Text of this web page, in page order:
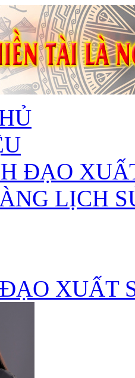
ĐẠO
LỊCH
XUẤT